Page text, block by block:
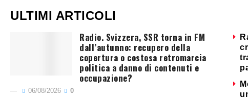
ULTIMI ARTICOLI
Radio. Svizzera, SSR torna in FM
dall’autunno: recupero della
copertura o costosa retromarcia
politica a danno di contenuti e
occupazione?
06/08/2026 0